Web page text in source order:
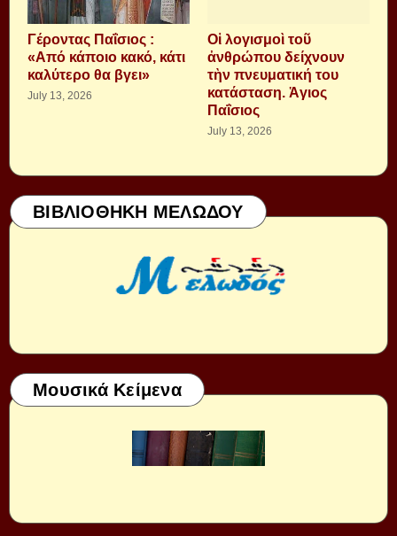
Γέροντας Παΐσιος :
«Από κάποιο κακό, κάτι
καλύτερο θα βγει»
July 13, 2026
Οἱ λογισμοὶ τοῦ
ἀνθρώπου δείχνουν
τὴν πνευματική του
κατάσταση. Ἁγιος
Παΐσιος
July 13, 2026
ΒΙΒΛΙΟΘΗΚΗ ΜΕΛΩΔΟΥ
Μουσικά Κείμενα